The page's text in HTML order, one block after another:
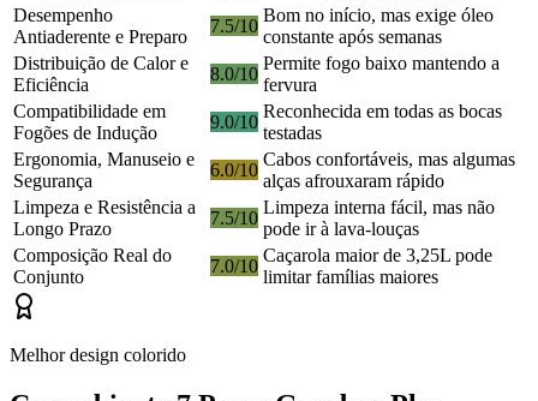
Desempenho
Antiaderente e Preparo
7.5/10
Bom no início, mas exige óleo
constante após semanas
Distribuição de Calor e
Eficiência
8.0/10
Permite fogo baixo mantendo a
fervura
Compatibilidade em
Fogões de Indução
9.0/10
Reconhecida em todas as bocas
testadas
Ergonomia, Manuseio e
Segurança
6.0/10
Cabos confortáveis, mas algumas
alças afrouxaram rápido
Limpeza e Resistência a
Longo Prazo
7.5/10
Limpeza interna fácil, mas não
pode ir à lava-louças
Composição Real do
Conjunto
7.0/10
Caçarola maior de 3,25L pode
limitar famílias maiores
Melhor design colorido